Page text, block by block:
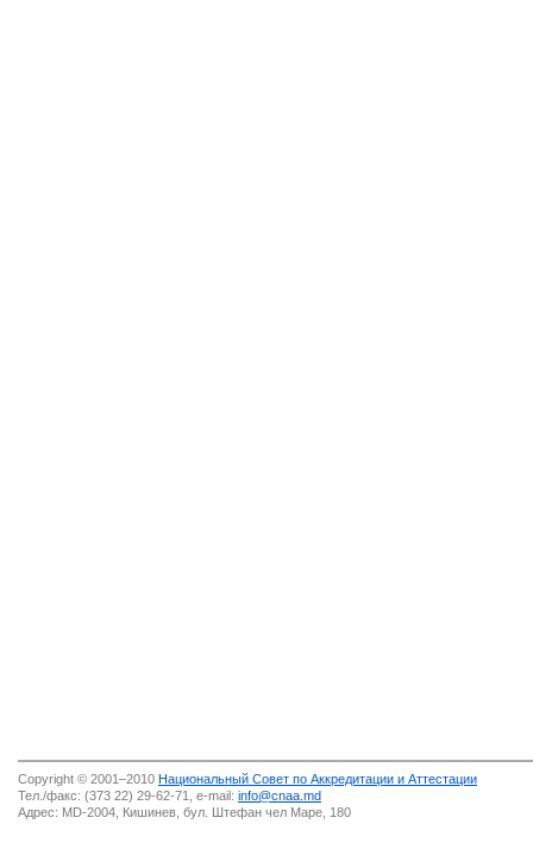
Copyright © 2001–2010 Национальный Совет по Аккредитации и Аттестации
Тел./факс: (373 22) 29-62-71, e-mail: info@cnaa.md
Адрес: MD-2004, Кишинев, бул. Штефан чел Маре, 180